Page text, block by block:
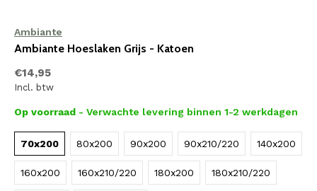
Ambiante
Ambiante Hoeslaken Grijs - Katoen
€14,95
Incl. btw
Op voorraad - Verwachte levering binnen 1-2 werkdagen
70x200 80x200 90x200 90x210/220 140x200
160x200 160x210/220 180x200 180x210/220